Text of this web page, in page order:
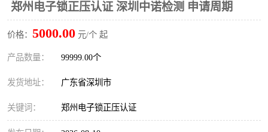
郑州电子锁正压认证 深圳中诺检测 申请周期
价格： 5000.00 元/个 起
产品数量： 99999.00个
发货地址： 广东省深圳市
关键词： 郑州电子锁正压认证